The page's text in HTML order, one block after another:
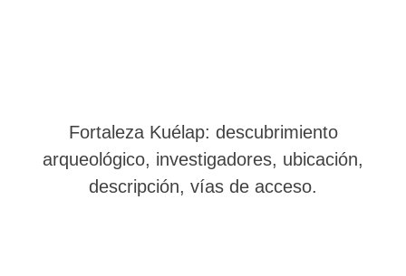
Fortaleza Kuélap: descubrimiento
arqueológico, investigadores, ubicación,
descripción, vías de acceso.